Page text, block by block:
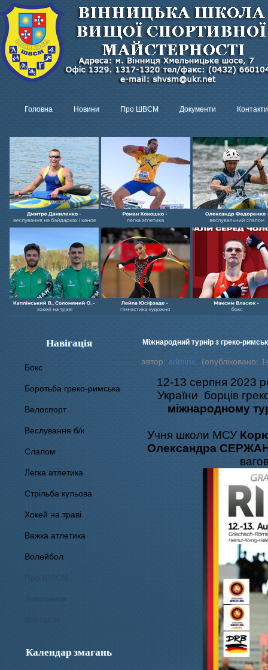
Головна Новини Про ШВСМ Документи Контакти
Навігація
Бокс
Боротьба греко-римська
Велоспорт
Веслування б/к
Cлалом
Легка атлетика
Стрільба кульова
Хокей на траві
Важка атлетика
Волейбол
Про ШВСМ
Документи
Календар змагань
Міжнародний турнір з греко-
автор: adminx (опубліковано:
12-13 серпня 2023
України борців
міжнародному
Учня школи МСУ
Олександра